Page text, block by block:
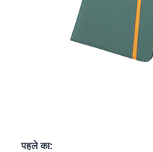
पहले का: